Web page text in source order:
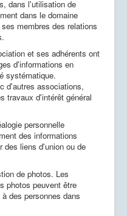
dans l'utilisation de
dans le domaine
membres des relations
et ses adhérents ont
d'informations en
systématique.
d'autres associations,
travaux d'intérêt général
personnelle
des informations
des liens d'union ou de
de photos. Les
photos peuvent être
des personnes dans